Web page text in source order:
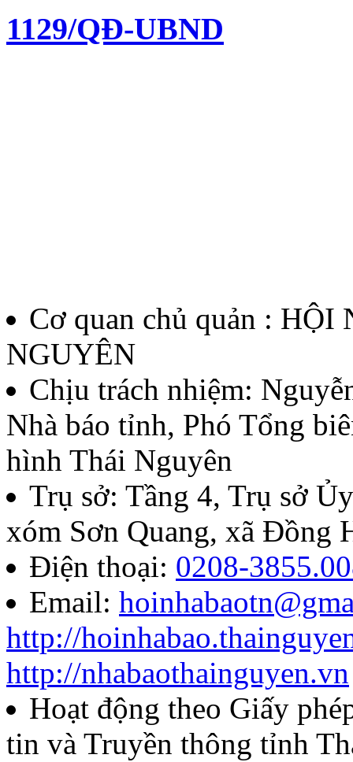
1129/QĐ-UBND
thưởng Báo chí Huỳnh
thứ II - năm 2026
Lượt xem:135 | lượt tải:59
07/QĐ-BTC
Quyết định về việc thành
báo chí Huỳnh Thúc
năm 2026
Lượt xem:284 | lượt tải:104
85/QĐ-HNB
Quyết định về việc công
năm 2026 của Hội Nhà
Cơ quan chủ quản :
NGUYÊN
Chịu trách nhiệm:
Nhà báo tỉnh, Phó Tổng
hình Thái Nguyên
Trụ sở: Tầng 4, Trụ sở
xóm Sơn Quang, xã Đồng
Điện thoại: 0208-
Email:
http://
http://nhabaothainguyen.vn
Hoạt động theo Giấy
tin và Truyền thông tỉnh